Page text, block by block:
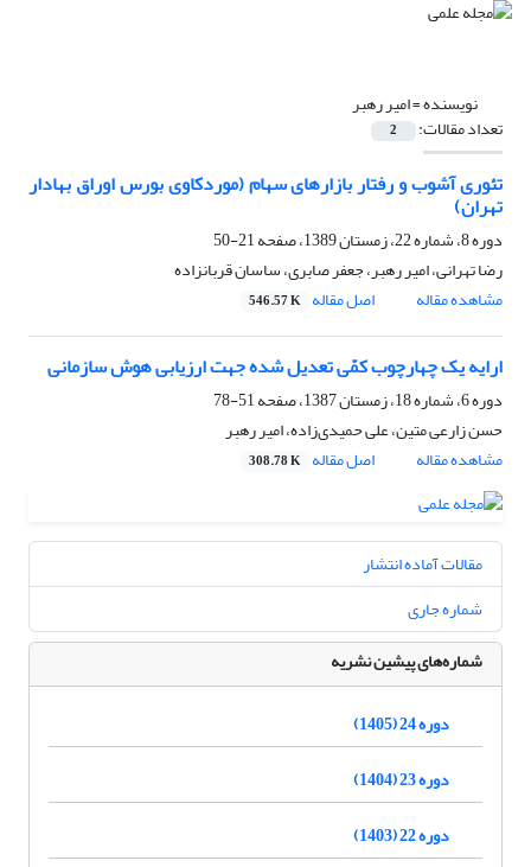
نویسنده =امیر رهبر
تعداد مقالات: 2
تئوری آشوب و رفتار بازارهای سهام (موردکاوی بورس اوراق بهادار
تهران)
دوره 8، شماره 22، زمستان 1389، صفحه
21-50
رضا تهرانی، امیر رهبر، جعفر صابری، ساسان قربانزاده
مشاهده مقاله
اصل مقاله 546.57 K
ارایه یک چهارچوب کمّی تعدیل شده جهت ارزیابی هوش سازمانی
دوره 6، شماره 18، زمستان 1387، صفحه
51-78
حسن زارعی متین، علی حمیدی‌زاده، امیر رهبر
مشاهده مقاله
اصل مقاله 308.78 K
مقالات آماده انتشار
شماره جاری
شماره‌های پیشین نشریه
دوره 24 (1405)
دوره 23 (1404)
دوره 22 (1403)